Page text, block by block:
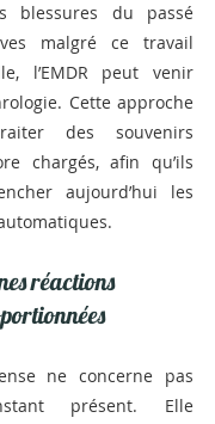
blessures du passé
malgré ce travail
l’EMDR peut venir
Cette approche
des souvenirs
chargés, afin qu’ils
aujourd’hui les
réactions
ne concerne pas
présent. Elle